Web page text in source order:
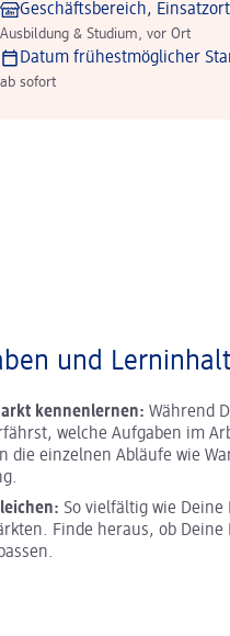
Geschäftsbereich, Einsatzort
Ausbildung & Studium, vor Ort
Datum frühestmöglicher
ab sofort
und
kennenlernen: Während
welche Aufgaben im
die einzelnen Abläufe wie
So vielfältig wie
Finde heraus, ob